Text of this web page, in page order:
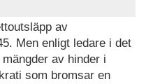
av
Men enligt ledare i det
av hinder i
som bromsar en